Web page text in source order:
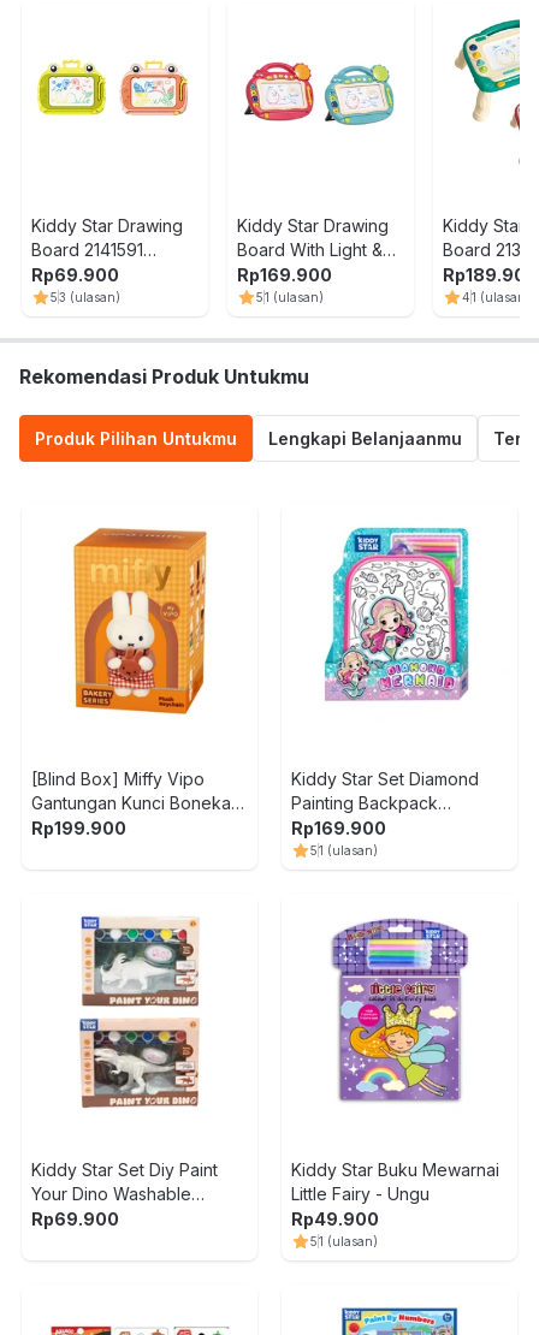
Kiddy Star Drawing
Board 2141591
Random
Rp69.900
53 (ulasan)
Kiddy Star Drawing
Board With Light &
Music Random
Rp169.900
51 (ulasan)
Kiddy Star
Board
Random
Rp189.900
41 (ulasan)
Rekomendasi Produk Untukmu
Produk Pilihan Untukmu Lengkapi Belanjaanmu
[Blind Box] Miffy Vipo
Gantungan Kunci Boneka
Plush Bakery
Rp199.900
Kiddy Star Set Diamond
Painting Backpack
Mermaid - Mix
Rp169.900
51 (ulasan)
Kiddy Star Set Diy Paint
Your Dino Washable
FK047651 Random
Rp69.900
Kiddy Star Buku Mewarnai
Little Fairy - Ungu
Rp49.900
51 (ulasan)